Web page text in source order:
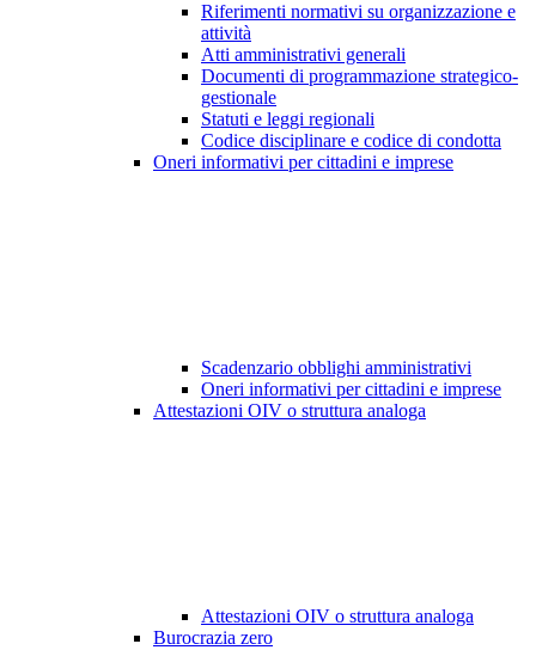
Riferimenti normativi su organizzazione e
attività
Atti amministrativi generali
Documenti di programmazione strategico-
gestionale
Statuti e leggi regionali
Codice disciplinare e codice di condotta
Oneri informativi per cittadini e imprese
Scadenzario obblighi amministrativi
Oneri informativi per cittadini e imprese
Attestazioni OIV o struttura analoga
Attestazioni OIV o struttura analoga
Burocrazia zero